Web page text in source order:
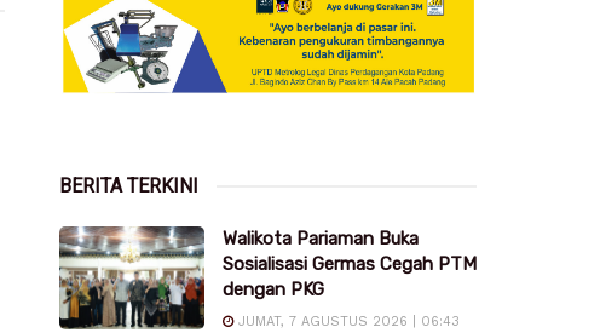
BERITA TERKINI
Walikota Pariaman Buka
Sosialisasi Germas Cegah PTM
dengan PKG
JUMAT, 7 AGUSTUS 2026 | 06:43